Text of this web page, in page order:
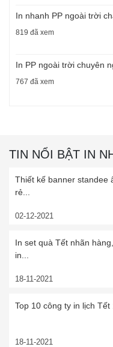
In nhanh PP ngoài trời
819 đã xem
In PP ngoài trời chuyên
767 đã xem
TIN NỔI BẬT IN
Thiết kế banner standee
rẻ...
02-12-2021
In set quà Tết nhãn
in...
18-11-2021
Top 10 công ty in lịch Tết
18-11-2021